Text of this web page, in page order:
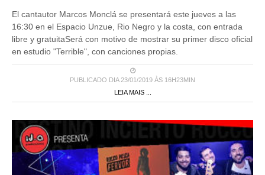
El cantautor Marcos Monclá se presentará este jueves a las
16:30 en el Espacio Unzue, Rio Negro y la costa, con entrada
libre y gratuitaSerá con motivo de mostrar su primer disco oficial
en estudio "Terrible", con canciones propias.
PUBLICADO DIA 23/01/2019 ÀS 16H23MIN
LEIA MAIS ...